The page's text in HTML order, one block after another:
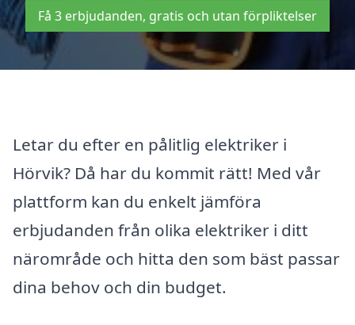
Få 3 erbjudanden, gratis och utan förpliktelser
Letar du efter en pålitlig elektriker i
Hörvik? Då har du kommit rätt! Med vår
plattform kan du enkelt jämföra
erbjudanden från olika elektriker i ditt
närområde och hitta den som bäst passar
dina behov och din budget.